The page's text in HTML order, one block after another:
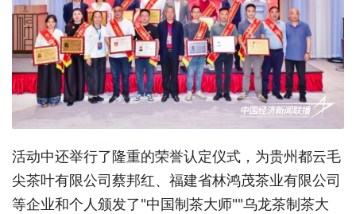
活动中还举行了隆重的荣誉认定仪式，为贵州都云毛
尖茶叶有限公司蔡邦红、福建省林鸿茂茶业有限公司
等企业和个人颁发了"中国制茶大师""乌龙茶制茶大